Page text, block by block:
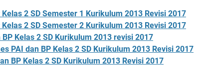
Kelas 2 SD Semester 1 Kurikulum 2013 Revisi 2017
Kelas 2 SD Semester 2 Kurikulum 2013 Revisi 2017
BP Kelas 2 SD Kurikulum 2013 revisi 2017
PAI dan BP Kelas 2 SD Kurikulum 2013 Revisi 2017
BP Kelas 2 SD Kurikulum 2013 Revisi 2017